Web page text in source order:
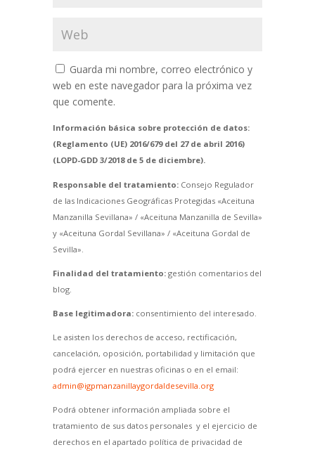
Guarda mi nombre, correo electrónico y
web en este navegador para la próxima vez
que comente.
Información básica sobre protección de datos:
(Reglamento (UE) 2016/679 del 27 de abril 2016)
(LOPD-GDD 3/2018 de 5 de diciembre).
Responsable del tratamiento:Consejo Regulador
de las Indicaciones Geográficas Protegidas «Aceituna
Manzanilla Sevillana» / «Aceituna Manzanilla de Sevilla»
y «Aceituna Gordal Sevillana» / «Aceituna Gordal de
Sevilla».
Finalidad del tratamiento:gestión comentarios del
blog.
Base legitimadora:consentimiento del interesado.
Le asisten los derechos de acceso, rectificación,
cancelación, oposición, portabilidad y limitación que
podrá ejercer en nuestras oficinas o en el email:
admin@igpmanzanillaygordaldesevilla.org
Podrá obtener información ampliada sobre el
tratamiento de sus datos personales y el ejercicio de
derechos en el apartado política de privacidad de